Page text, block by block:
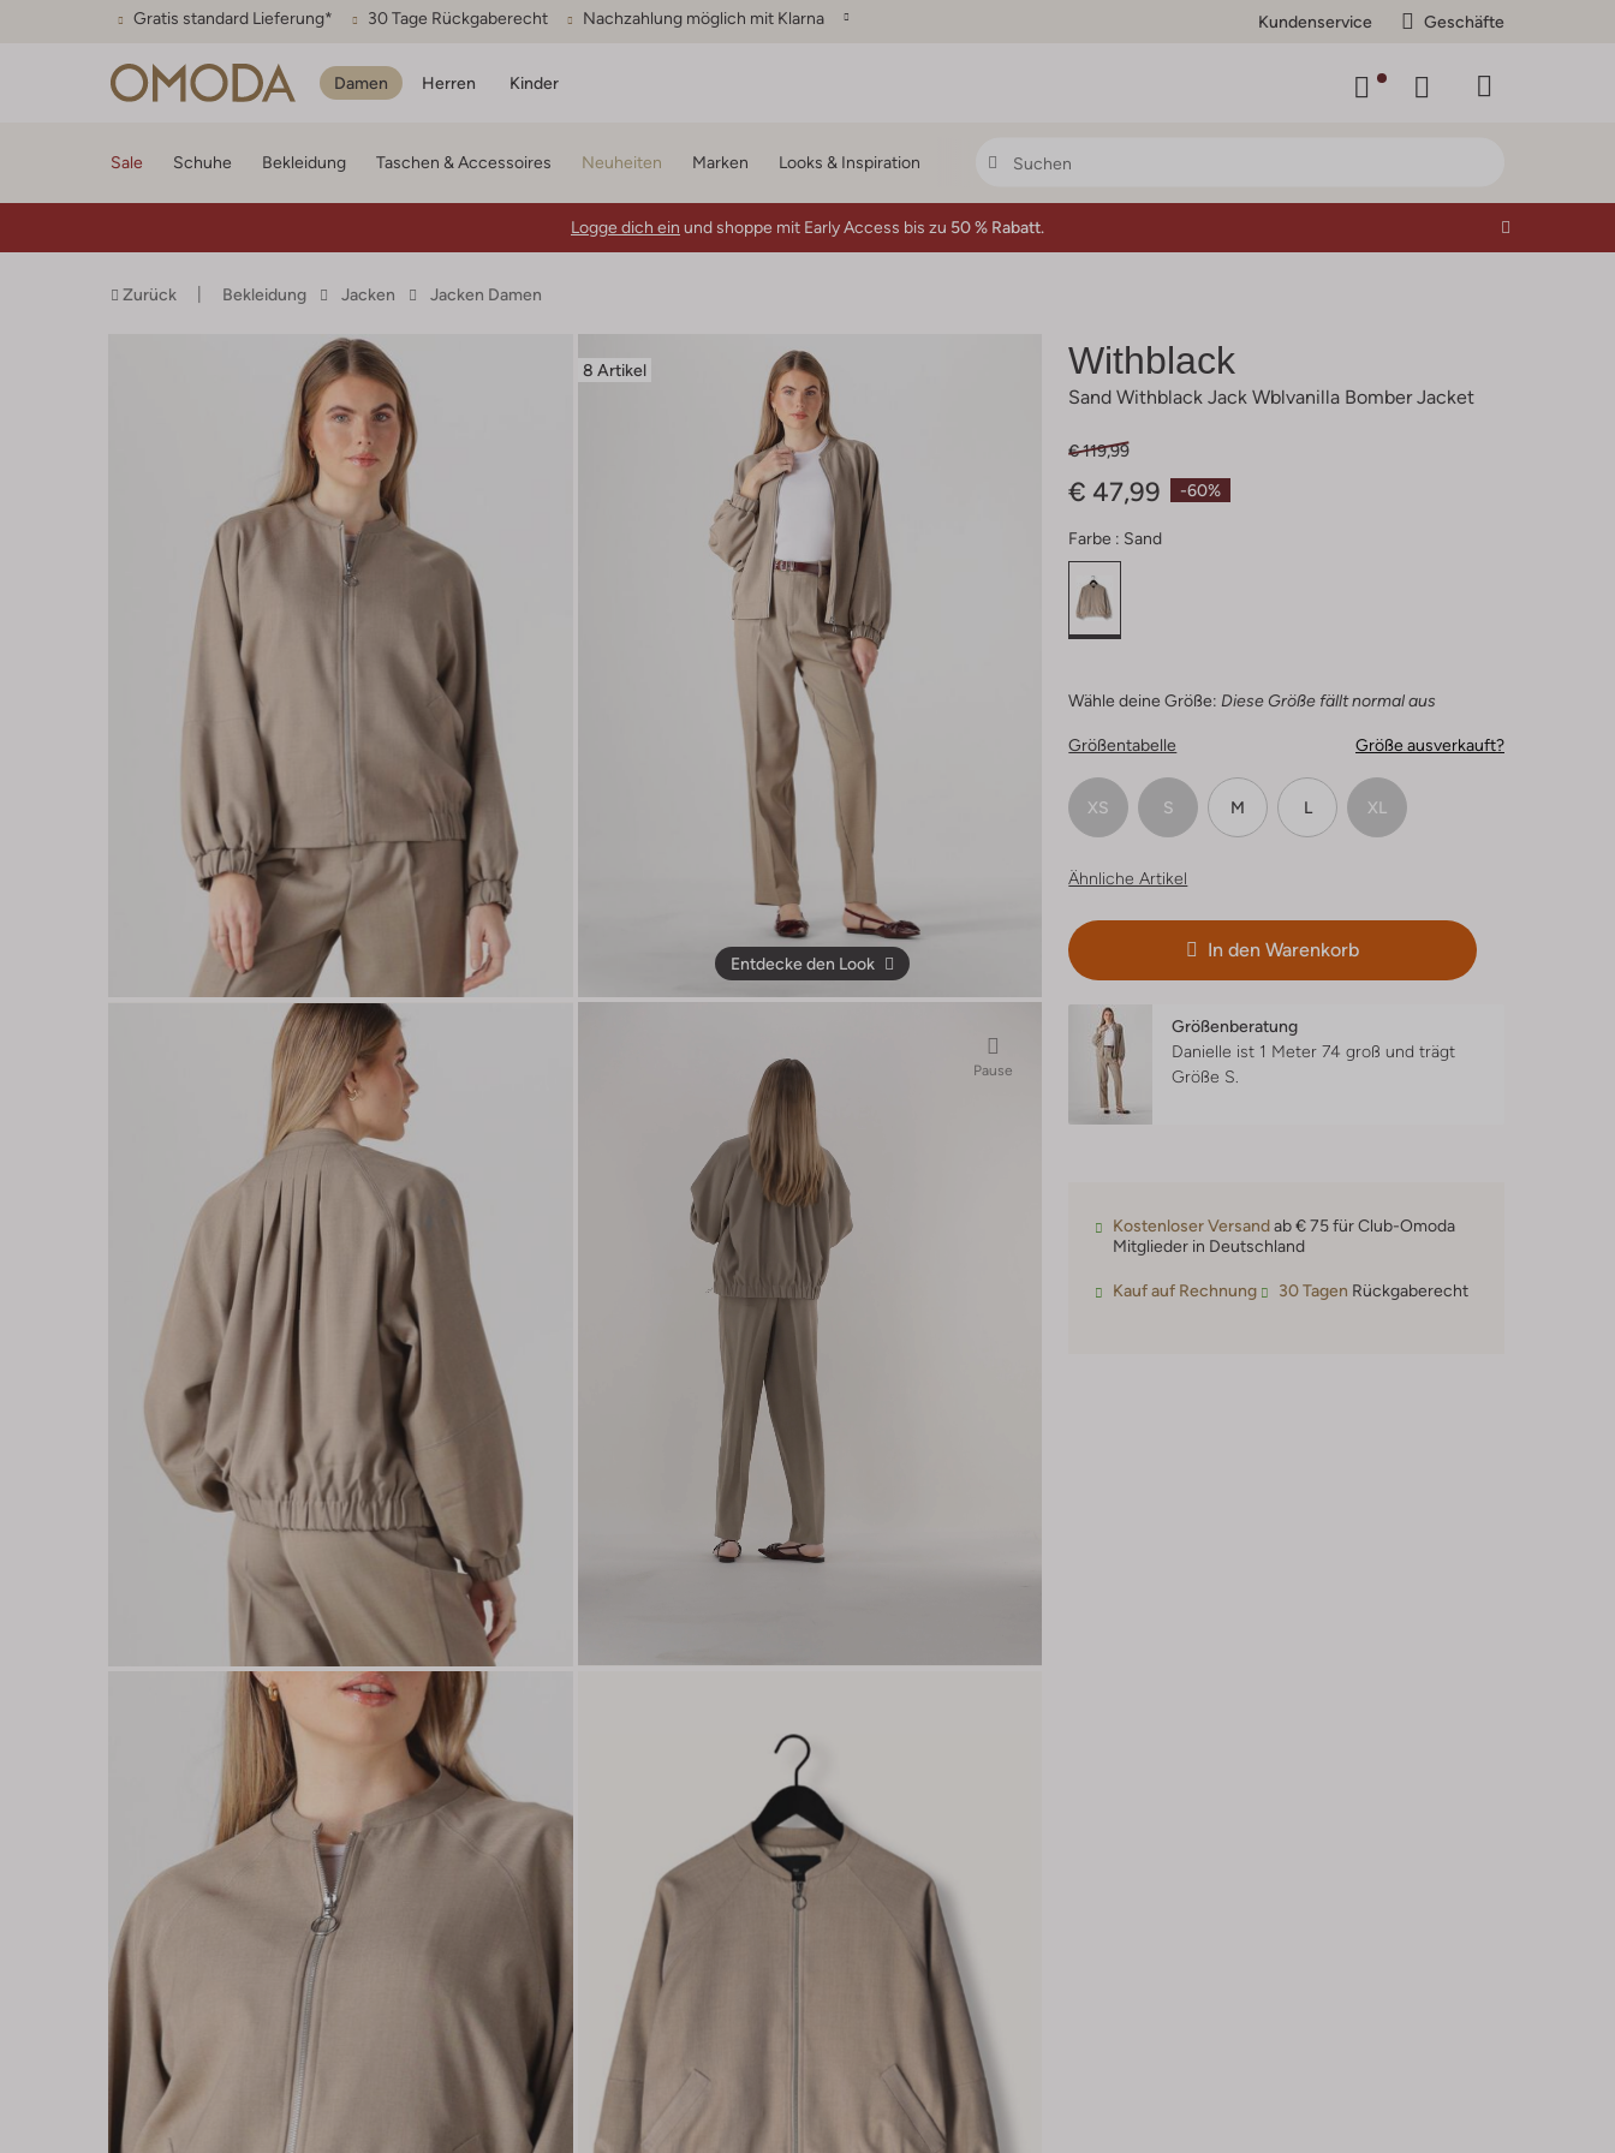
Gratis standard Lieferung* 30 Tage Rückgaberecht Nachzahlung möglich mit Klarna Kundenservice Geschäfte
Damen Herren Kinder
Sale Schuhe Bekleidung Taschen & Accessoires Neuheiten Marken Looks & Inspiration
Logge dich ein und shoppe mit Early Access bis zu 50 % Rabatt.
Zurück Bekleidung Jacken Jacken Damen
8 Artikel
Entdecke den Look
Pause
Withblack
Sand Withblack Jack Wblvanilla Bomber Jacket
-60%
€ 119,99
€ 47,99
Farbe : Sand
Wähle deine Größe: Diese Größe fällt normal aus
Größentabelle Größe ausverkauft?
XS S M L XL
Ähnliche Artikel
In den Warenkorb
Größenberatung
Danielle ist 1 Meter 74 groß und trägt
Größe S.
Kostenloser Versandab € 75 für Club-Omoda
Mitglieder in Deutschland
Kauf auf Rechnung 30 Tagen Rückgaberecht